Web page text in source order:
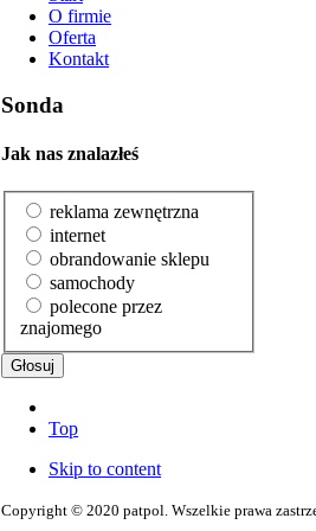
O firmie
Oferta
Kontakt
Sonda
Jak nas znalazłeś
reklama zewnętrzna
internet
obrandowanie sklepu
samochody
polecone przez
znajomego
Top
Skip to content
Copyright © 2020 patpol. Wszelkie prawa